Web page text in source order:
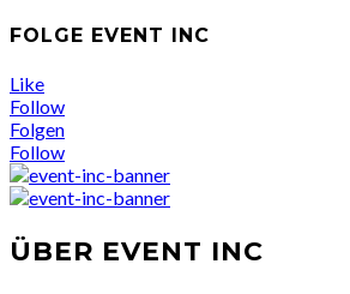
FOLGE EVENT INC
Like
Follow
Folgen
Follow
ÜBER EVENT INC